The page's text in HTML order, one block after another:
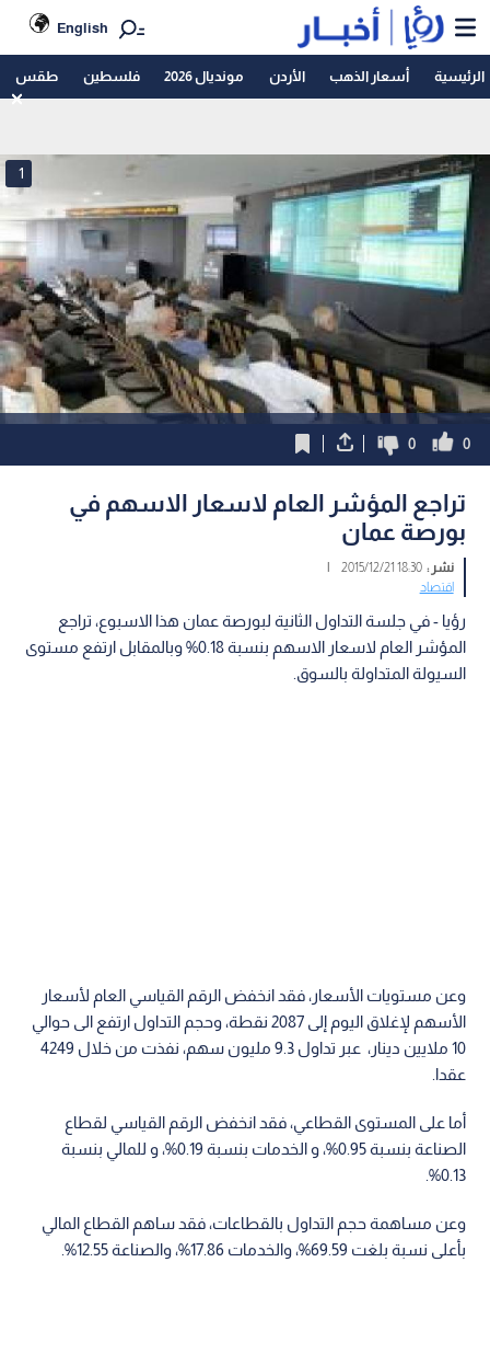
English
الرئيسية أسعار الذهب الأردن مونديال 2026 فلسطين طقس
1
0
0
تراجع المؤشر العام لاسعار الاسهم في
بورصة عمان
نشر :18:30 2015/12/21
|
اقتصاد
رؤيا - في جلسة التداول الثانية لبورصة عمان هذا الاسبوع، تراجع
المؤشر العام لاسعار الاسهم بنسبة 0.18% وبالمقابل ارتفع مستوى
السيولة المتداولة بالسوق.
وعن مستويات الأسعار، فقد انخفض الرقم القياسي العام لأسعار
الأسهم لإغلاق اليوم إلى 2087 نقطة، وحجم التداول ارتفع الى حوالي
10 ملايين دينار، عبر تداول 9.3 مليون سهم، نفذت من خلال 4249
عقدا.
أما على المستوى القطاعي، فقد انخفض الرقم القياسي لقطاع
الصناعة بنسبة 0.95%، و الخدمات بنسبة 0.19%، و للمالي بنسبة
0.13%.
وعن مساهمة حجم التداول بالقطاعات، فقد ساهم القطاع المالي
بأعلى نسبة بلغت 69.59%، والخدمات 17.86%، والصناعة 12.55%.